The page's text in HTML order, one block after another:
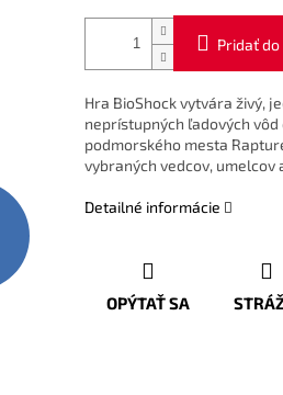
Pridať do
Hra BioShock vytvára živý,
neprístupných ľadových
podmorského mesta
vybraných vedcov,
Detailné informácie
OPÝTAŤ SA